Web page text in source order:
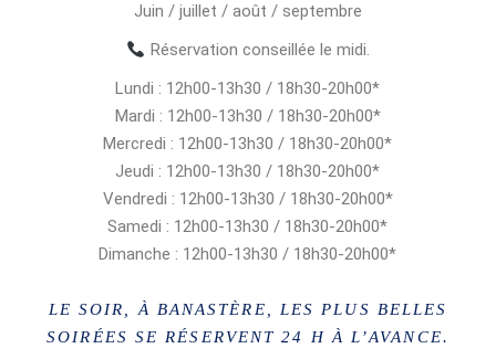
Juin / juillet / août / septembre
Réservation conseillée le midi.
Lundi : 12h00-13h30 / 18h30-20h00*
Mardi : 12h00-13h30 / 18h30-20h00*
Mercredi : 12h00-13h30 / 18h30-20h00*
Jeudi : 12h00-13h30 / 18h30-20h00*
Vendredi : 12h00-13h30 / 18h30-20h00*
Samedi : 12h00-13h30 / 18h30-20h00*
Dimanche : 12h00-13h30 / 18h30-20h00*
LE SOIR, À BANASTÈRE, LES PLUS BELLES
SOIRÉES SE RÉSERVENT 24 H À L’AVANCE.